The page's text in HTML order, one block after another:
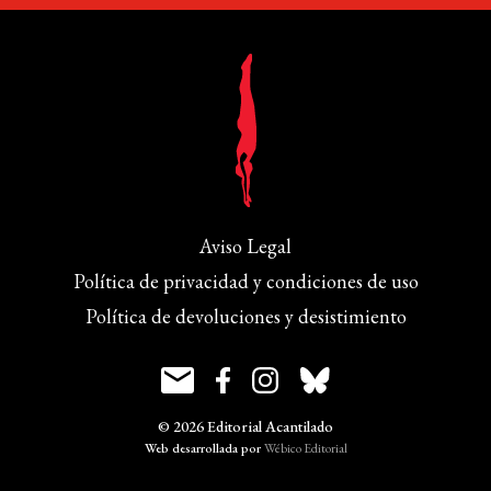
Aviso Legal
Política de privacidad y condiciones de uso
Política de devoluciones y desistimiento
© 2026 Editorial Acantilado
Web desarrollada porWébico Editorial